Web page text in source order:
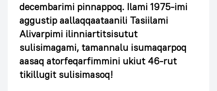
decembarimi pinnappoq. Ilami 1975-imi
aggustip aallaqqaataanili Tasiilami
Alivarpimi ilinniartitsisutut
sulisimagami, tamannalu isumaqarpoq
aasaq atorfeqarfimmini ukiut 46-rut
tikillugit sulisimasoq!